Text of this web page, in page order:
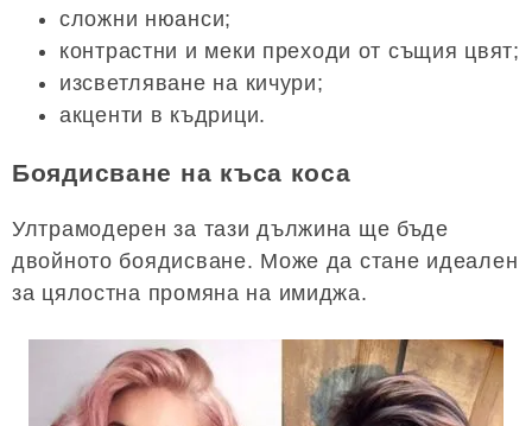
сложни нюанси;
контрастни и меки преходи от същия цвят;
изсветляване на кичури;
акценти в къдрици.
Боядисване на къса коса
Ултрамодерен за тази дължина ще бъде
двойното боядисване. Може да стане идеален
за цялостна промяна на имиджа.